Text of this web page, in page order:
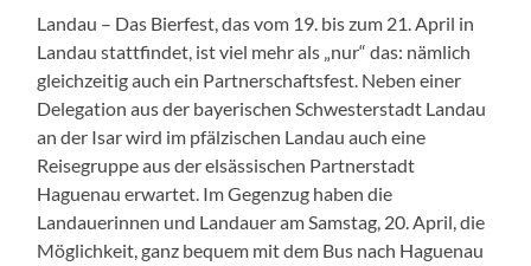
Landau – Das Bierfest, das vom 19. bis zum 21. April in
Landau stattfindet, ist viel mehr als „nur“ das: nämlich
gleichzeitig auch ein Partnerschaftsfest. Neben einer
Delegation aus der bayerischen Schwesterstadt Landau
an der Isar wird im pfälzischen Landau auch eine
Reisegruppe aus der elsässischen Partnerstadt
Haguenau erwartet. Im Gegenzug haben die
Landauerinnen und Landauer am Samstag, 20. April, die
Möglichkeit, ganz bequem mit dem Bus nach Haguenau